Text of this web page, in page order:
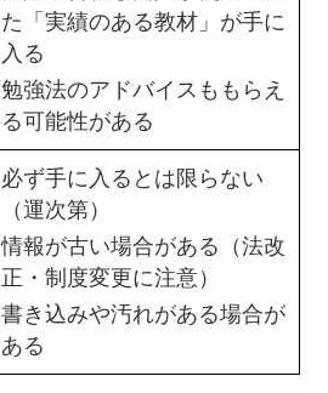
た「実績のある教材」が手に
入る
勉強法のアドバイスももらえ
る可能性がある
必ず手に入るとは限らない
（運次第）
情報が古い場合がある（法改
正・制度変更に注意）
書き込みや汚れがある場合が
ある